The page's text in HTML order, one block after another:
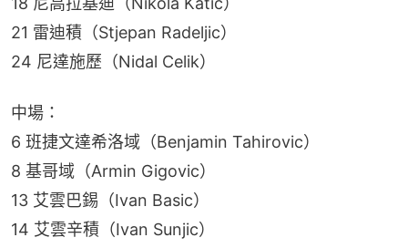
21 雷迪積（Stjepan Radeljic）
24 尼達施歷（Nidal Celik）
中場：
6 班捷文達希洛域（Benjamin Tahirovic）
8 基哥域（Armin Gigovic）
13 艾雲巴錫（Ivan Basic）
14 艾雲辛積（Ivan Sunjic）